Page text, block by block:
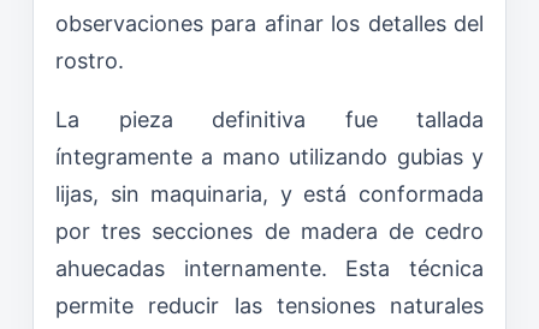
observaciones para afinar los detalles del
rostro.
La pieza definitiva fue tallada
íntegramente a mano utilizando gubias y
lijas, sin maquinaria, y está conformada
por tres secciones de madera de cedro
ahuecadas internamente. Esta técnica
permite reducir las tensiones naturales